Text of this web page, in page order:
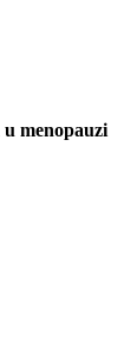
u menopauzi